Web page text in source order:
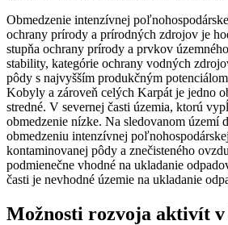
Obmedzenie intenzívnej
ochrany prírody a prírodných zdrojov je
stupňa ochrany prírody a prvkov
stability, kategórie ochrany vodných
pôdy s najvyšším produkčným
Kobyly a zároveň celých Karpát je jedno
stredné. V severnej časti územia, ktorú
obmedzenie nízke. Na sledovanom území
obmedzeniu intenzívnej
kontaminovanej pôdy a znečisteného
podmienečne vhodné na ukladanie
časti je nevhodné územie na ukladanie
Možnosti rozvoja aktivít